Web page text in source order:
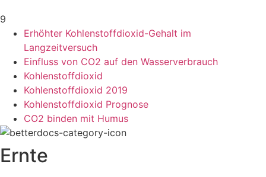
9
Erhöhter Kohlenstoffdioxid-Gehalt im
Langzeitversuch
Einfluss von CO2 auf den Wasserverbrauch
Kohlenstoffdioxid
Kohlenstoffdioxid 2019
Kohlenstoffdioxid Prognose
CO2 binden mit Humus
Ernte